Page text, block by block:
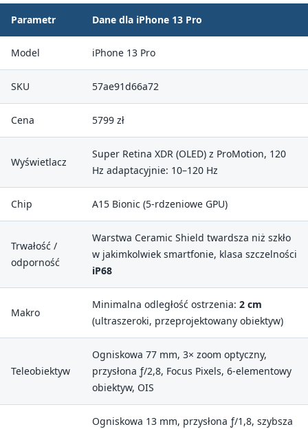
Parametr Dane dla iPhone 13 Pro
Model iPhone 13 Pro
SKU 57ae91d66a72
Cena 5799 zł
Wyświetlacz
Super Retina XDR (OLED) z ProMotion, 120
Hz adaptacyjnie: 10–120 Hz
Chip A15 Bionic (5-rdzeniowe GPU)
Trwałość /
odporność
Warstwa Ceramic Shield twardsza niż szkło
w jakimkolwiek smartfonie, klasa szczelności
iP68
Makro
Minimalna odległość ostrzenia: 2 cm
(ultraszeroki, przeprojektowany obiektyw)
Teleobiektyw
Ogniskowa 77 mm, 3× zoom optyczny,
przysłona ƒ/2,8, Focus Pixels, 6-elementowy
obiektyw, OIS
Ogniskowa 13 mm, przysłona ƒ/1,8, szybsza